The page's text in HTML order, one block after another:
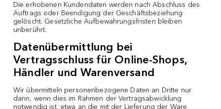
Die erhobenen Kundendaten werden nach Abschluss des
Auftrags oder Beendigung der Geschäftsbeziehung
gelöscht. Gesetzliche Aufbewahrungsfristen bleiben
unberührt.
Datenübermittlung bei
Vertragsschluss für Online-Shops,
Händler und Warenversand
Wir übermitteln personenbezogene Daten an Dritte nur
dann, wenn dies im Rahmen der Vertragsabwicklung
notwendig ist, etwa an die mit der Lieferung der Ware